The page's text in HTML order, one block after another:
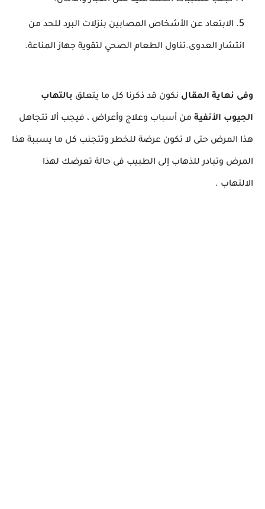
الابتعاد عن الأشخاص المصابين بنزلات البرد للحد من
انتشار العدوى.تناول الطعام الصحي لتقوية جهاز المناعة.
وفى نهاية المقال نكون قد ذكرنا كل ما يتعلق بالتهاب
الجيوب الأنفية من أسباب وعلاج وأعراض ، فيجب ألا تتجاهل
هذا المرض حتى لا تكون عرضة للخطر وتتجنب كل ما يسببة هذا
المرض وتبادر للذهاب إلى الطبيب فى حالة تعرضك لهذا
الالتهاب .